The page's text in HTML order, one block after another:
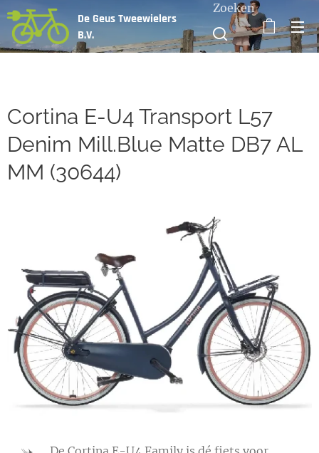
De Geus Tweewielers
B.V.
Zoeken
Cortina E-U4 Transport L57
Denim Mill.Blue Matte DB7 AL
MM (30644)